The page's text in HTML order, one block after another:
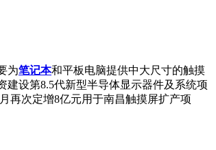
为笔记本和平板电脑提供中大尺寸的触摸
设第8.5代新型半导体显示器件及系统项
再次定增8亿元用于南昌触摸屏扩产项